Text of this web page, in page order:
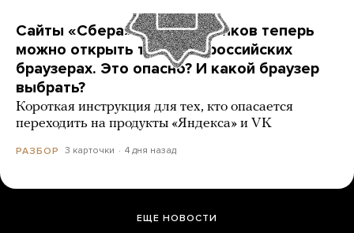
Сайты «Сбера» и других банков теперь
можно открыть только в российских
браузерах. Это опасно? И какой браузер
выбрать?
Короткая инструкция для тех, кто опасается
переходить на продукты «Яндекса» и VK
РАЗБОР 3 карточки 4 дня назад
ЕЩЕ НОВОСТИ